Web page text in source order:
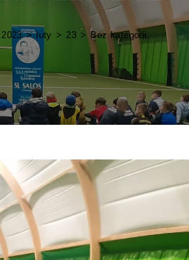
2023 > luty > 23 > Bez kategorii